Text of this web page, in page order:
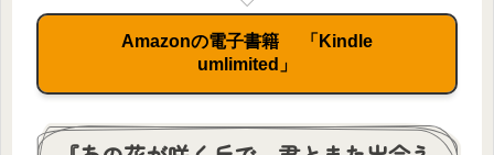
Amazonの電子書籍 「Kindle
umlimited」